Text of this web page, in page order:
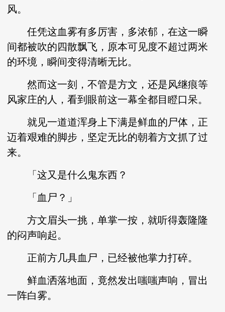
风。
任凭这血雾有多厉害，多浓郁，在这一瞬
间都被吹的四散飘飞，原本可见度不超过两米
的环境，瞬间变得清晰无比。
然而这一刻，不管是方文，还是风继痕等
风家庄的人，看到眼前这一幕全都目瞪口呆。
就见一道道浑身上下满是鲜血的尸体，正
迈着艰难的脚步，坚定无比的朝着方文抓了过
来。
「这又是什么鬼东西？
「血尸？」
方文眉头一挑，单掌一按，就听得轰隆隆
的闷声响起。
正前方几具血尸，已经被他掌力打碎。
鲜血洒落地面，竟然发出嗤嗤声响，冒出
一阵白雾。